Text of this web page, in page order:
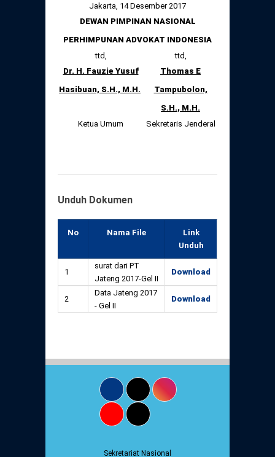
Jakarta, 14 Desember 2017
DEWAN PIMPINAN NASIONAL
PERHIMPUNAN ADVOKAT INDONESIA
ttd,
ttd,
Dr. H. Fauzie Yusuf
Hasibuan, S.H., M.H.
Thomas E
Tampubolon,
S.H., M.H.
Ketua Umum
Sekretaris Jenderal
Unduh Dokumen
No Nama File
Link
Unduh
1
surat dari PT
Jateng 2017-Gel II
Download
2
Data Jateng 2017
- Gel II
Download
Sekretariat Nasional